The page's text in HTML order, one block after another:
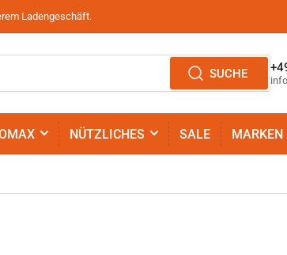
Ladengeschäft.
SUCHE
NÜTZLICHES SALE MARKEN